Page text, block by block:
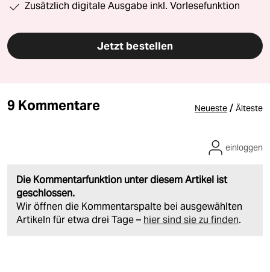
Zusätzlich digitale Ausgabe inkl. Vorlesefunktion
Jetzt bestellen
9 Kommentare Neueste / Älteste
Die Kommentarfunktion unter diesem Artikel ist
geschlossen.
Wir öffnen die Kommentarspalte bei ausgewählten
Artikeln für etwa drei Tage – hier sind sie zu finden.
einloggen